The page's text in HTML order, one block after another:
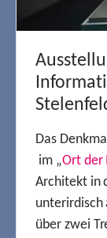
Das
im „Ort
Architekt in
unterirdisch
über zwei